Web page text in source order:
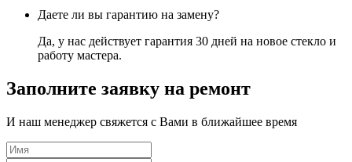
Даете ли вы гарантию на замену?
Да, у нас действует гарантия 30 дней на новое стекло и
работу мастера.
Заполните заявку на ремонт
И наш менеджер свяжется с Вами в ближайшее время